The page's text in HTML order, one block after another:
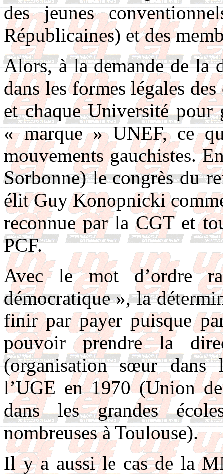
des jeunes
Républicaines) et des
Alors, à la demande de la
dans les formes légales
et chaque Université
« marque » UNEF, ce
mouvements gauchistes.
Sorbonne) le congrès du
élit Guy Konopnicki
reconnue par la CGT et
PCF.
Avec le mot d’ordre
démocratique », la
finir par payer puisque
pouvoir prendre la
(organisation sœur dans
l’UGE en 1970 (Union
dans les grandes
nombreuses à Toulouse).
Il y a aussi le cas de la